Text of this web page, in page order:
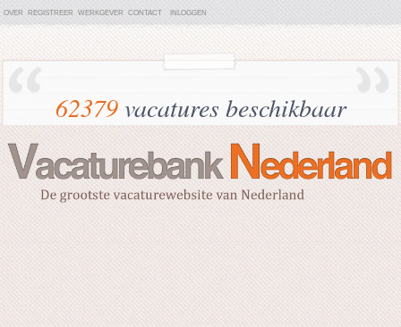
OVER REGISTREER WERKGEVER CONTACT INLOGGEN
62379vacatures beschikbaar